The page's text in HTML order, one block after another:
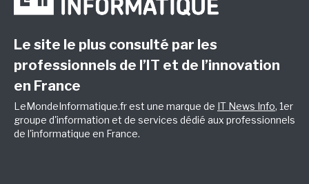
Le site le plus consulté par les
professionnels de l’IT et de l’innovation
en France
LeMondeInformatique.fr est une marque de IT News Info, 1er
groupe d'information et de services dédié aux professionnels
de l'informatique en France.